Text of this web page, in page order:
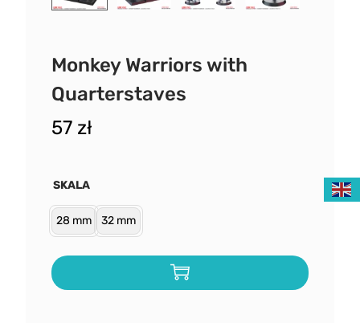
Monkey Warriors with
Quarterstaves
57 zł
SKALA
28 mm 32 mm